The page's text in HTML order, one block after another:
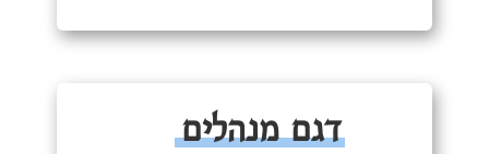
דגם מנהלים